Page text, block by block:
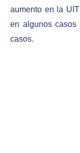
aumento en la
en algunos casos
casos.